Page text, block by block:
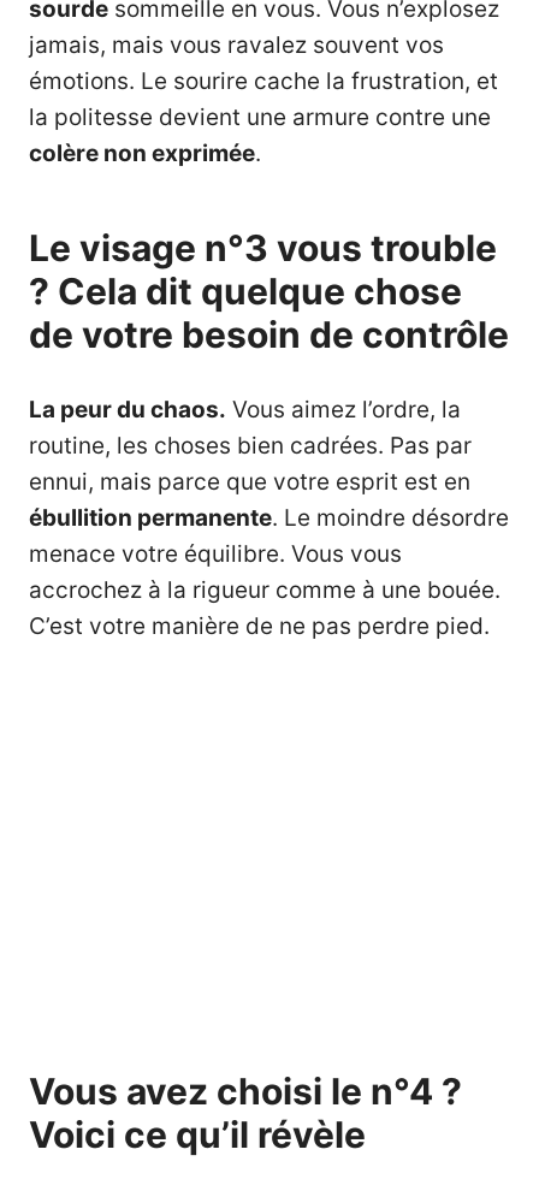
sourde sommeille en vous. Vous n’explosez
jamais, mais vous ravalez souvent vos
émotions. Le sourire cache la frustration, et
la politesse devient une armure contre une
colère non exprimée.
Le visage n°3 vous trouble
? Cela dit quelque chose
de votre besoin de contrôle
La peur du chaos. Vous aimez l’ordre, la
routine, les choses bien cadrées. Pas par
ennui, mais parce que votre esprit est en
ébullition permanente. Le moindre désordre
menace votre équilibre. Vous vous
accrochez à la rigueur comme à une bouée.
C’est votre manière de ne pas perdre pied.
Vous avez choisi le n°4 ?
Voici ce qu’il révèle